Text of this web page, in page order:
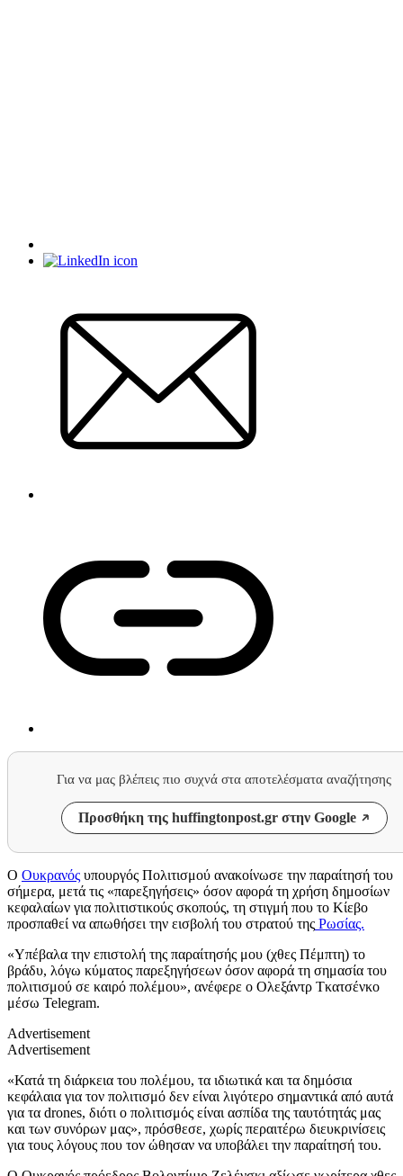
Για να μας βλέπεις πιο συχνά στα αποτελέσματα αναζήτησης
Προσθήκη της huffingtonpost.gr στην Google
Ο Ουκρανός υπουργός Πολιτισμού ανακοίνωσε την παραίτησή του
σήμερα, μετά τις «παρεξηγήσεις» όσον αφορά τη χρήση δημοσίων
κεφαλαίων για πολιτιστικούς σκοπούς, τη στιγμή που το Κίεβο
προσπαθεί να απωθήσει την εισβολή του στρατού της Ρωσίας.
«Υπέβαλα την επιστολή της παραίτησής μου (χθες Πέμπτη) το
βράδυ, λόγω κύματος παρεξηγήσεων όσον αφορά τη σημασία του
πολιτισμού σε καιρό πολέμου», ανέφερε ο Ολεξάντρ Τκατσένκο
μέσω Telegram.
Advertisement
Advertisement
«Κατά τη διάρκεια του πολέμου, τα ιδιωτικά και τα δημόσια
κεφάλαια για τον πολιτισμό δεν είναι λιγότερο σημαντικά από αυτά
για τα drones, διότι ο πολιτισμός είναι ασπίδα της ταυτότητάς μας
και των συνόρων μας», πρόσθεσε, χωρίς περαιτέρω διευκρινίσεις
για τους λόγους που τον ώθησαν να υποβάλει την παραίτησή του.